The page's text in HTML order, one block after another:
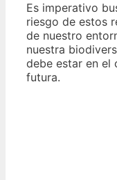
Es imperativo
riesgo de estos
de nuestro
nuestra
debe estar en el
futura.